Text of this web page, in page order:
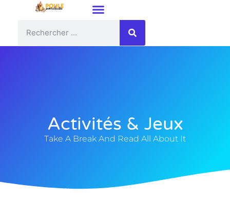
Activités & Jeux
Take A Break And Read All About It